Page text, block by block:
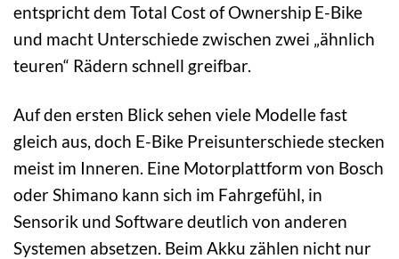
entspricht dem Total Cost of Ownership E-Bike
und macht Unterschiede zwischen zwei „ähnlich
teuren“ Rädern schnell greifbar.
Auf den ersten Blick sehen viele Modelle fast
gleich aus, doch E-Bike Preisunterschiede stecken
meist im Inneren. Eine Motorplattform von Bosch
oder Shimano kann sich im Fahrgefühl, in
Sensorik und Software deutlich von anderen
Systemen absetzen. Beim Akku zählen nicht nur